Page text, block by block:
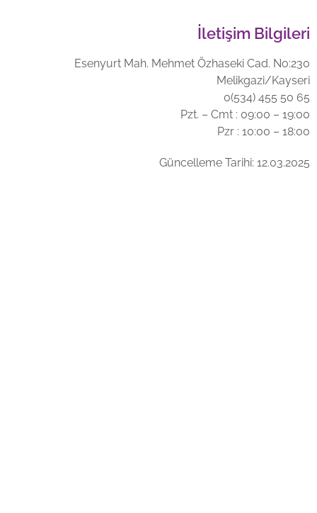
İletişim Bilgileri
Esenyurt Mah. Mehmet Özhaseki Cad. No:230
Melikgazi/Kayseri
0(534) 455 50 65
Pzt. – Cmt : 09:00 – 19:00
Pzr : 10:00 – 18:00
Güncelleme Tarihi: 12.03.2025